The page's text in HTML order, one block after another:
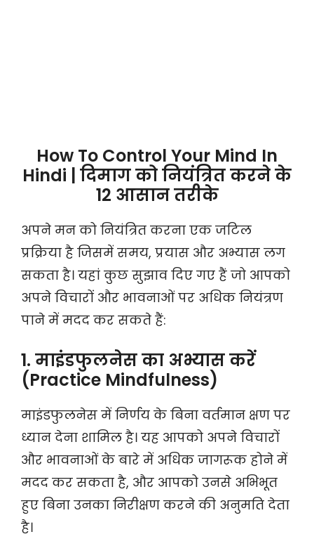
How To Control Your Mind In
Hindi | दिमाग को नियंत्रित करने के
12 आसान तरीके
अपने मन को नियंत्रित करना एक जटिल
प्रक्रिया है जिसमें समय, प्रयास और अभ्यास लग
सकता है। यहां कुछ सुझाव दिए गए हैं जो आपको
अपने विचारों और भावनाओं पर अधिक नियंत्रण
पाने में मदद कर सकते हैं:
1. माइंडफुलनेस का अभ्यास करें
(Practice Mindfulness)
माइंडफुलनेस में निर्णय के बिना वर्तमान क्षण पर
ध्यान देना शामिल है। यह आपको अपने विचारों
और भावनाओं के बारे में अधिक जागरूक होने में
मदद कर सकता है, और आपको उनसे अभिभूत
हुए बिना उनका निरीक्षण करने की अनुमति देता
है।